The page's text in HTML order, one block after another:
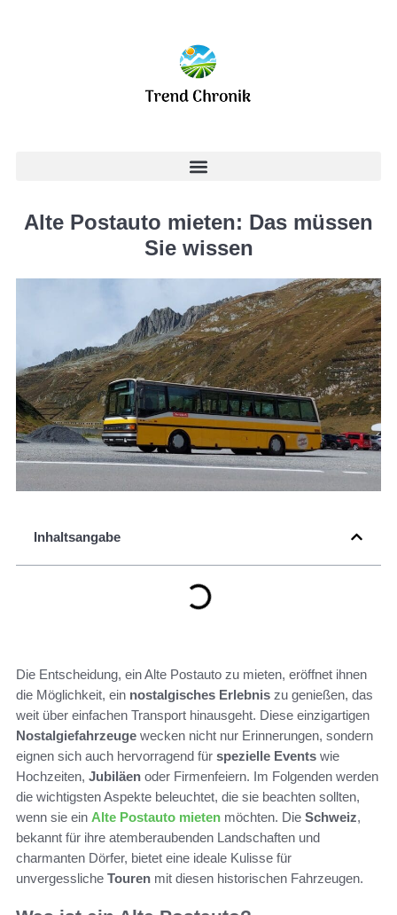
Alte Postauto mieten: Das müssen
Sie wissen
Inhaltsangabe
Die Entscheidung, ein Alte Postauto zu mieten, eröffnet ihnen
die Möglichkeit, ein nostalgisches Erlebnis zu genießen, das
weit über einfachen Transport hinausgeht. Diese einzigartigen
Nostalgiefahrzeuge wecken nicht nur Erinnerungen, sondern
eignen sich auch hervorragend für spezielle Events wie
Hochzeiten, Jubiläen oder Firmenfeiern. Im Folgenden werden
die wichtigsten Aspekte beleuchtet, die sie beachten sollten,
wenn sie ein Alte Postauto mieten möchten. Die Schweiz,
bekannt für ihre atemberaubenden Landschaften und
charmanten Dörfer, bietet eine ideale Kulisse für
unvergessliche Touren mit diesen historischen Fahrzeugen.